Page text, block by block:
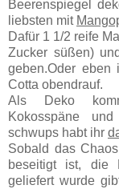
Beerenspiegel
liebsten mit
Dafür 1 1/2 reife
Zucker süßen)
geben.Oder
Cotta obendrauf.
Als Deko
Kokosspäne
schwups habt ihr
Sobald das
beseitigt ist, die
geliefert wurde